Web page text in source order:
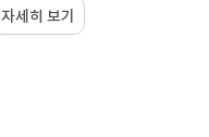
자세히 보기